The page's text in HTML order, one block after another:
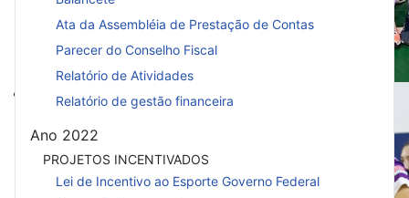
Superado na estreia
BrOnline: Vôlei feminino é superado
Estadual Adulto
Ata da Assembléia de Prestação de Contas
Parecer do Conselho Fiscal
Relatório de Atividades
Relatório de gestão financeira
Ano 2022
PROJETOS INCENTIVADOS
Lei de Incentivo ao Esporte Governo Federal